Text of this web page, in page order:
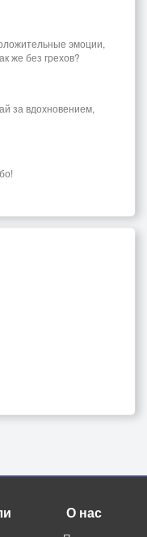
эмоции,
же без грехов?
за вдохновением,
О нас